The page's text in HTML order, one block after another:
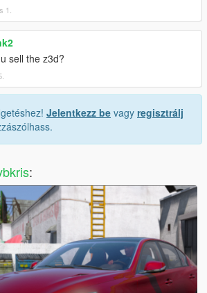
1.
sell the z3d?
Jelentkezz be vagy regisztrálj
: